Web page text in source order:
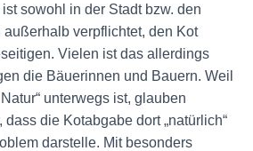
sowohl in der Stadt bzw. den
außerhalb verpflichtet, den Kot
Vielen ist das allerdings
die Bäuerinnen und Bauern. Weil
unterwegs ist, glauben
die Kotabgabe dort „natürlich“
darstelle. Mit besonders